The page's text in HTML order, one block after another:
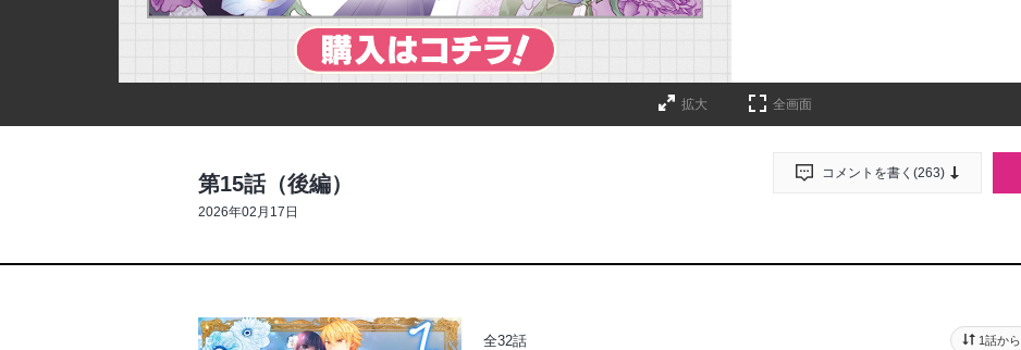
拡大 全画面
第15話（後編）
2026年02月17日
コメントを書く(263)
全32話 1話から